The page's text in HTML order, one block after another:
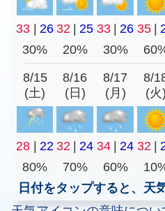
33 | 26 32 | 25 33 | 26 35 |
30%
20% 30%
8/15
(土)
8/16
(日)
8/17
(月)
8/
(火)
28 | 22 32 | 24 34 | 24 32 |
80%
70% 60%
日付をタップすると、天